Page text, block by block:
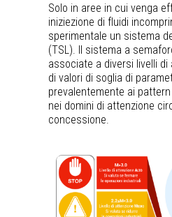
Solo in aree in cui venga
iniziezione di fluidi
sperimentale un sistema
(TSL). Il sistema a
associate a diversi livelli
di valori di soglia di
prevalentemente ai
nei domini di attenzione
concessione.